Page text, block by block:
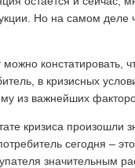
Но на самом деле
констатировать,
в кризисных
из важнейших
кризиса
сегодня –
значительным